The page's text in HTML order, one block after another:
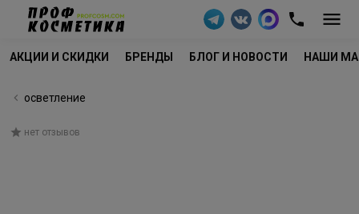
АКЦИИ И СКИДКИ БРЕНДЫ БЛОГ И НОВОСТИ НАШИ
осветление
нет отзывов